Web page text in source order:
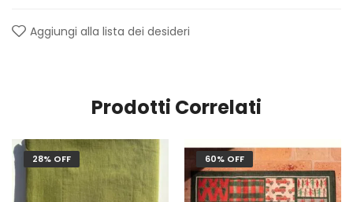
Aggiungi alla lista dei desideri
Prodotti Correlati
28% OFF 60% OFF